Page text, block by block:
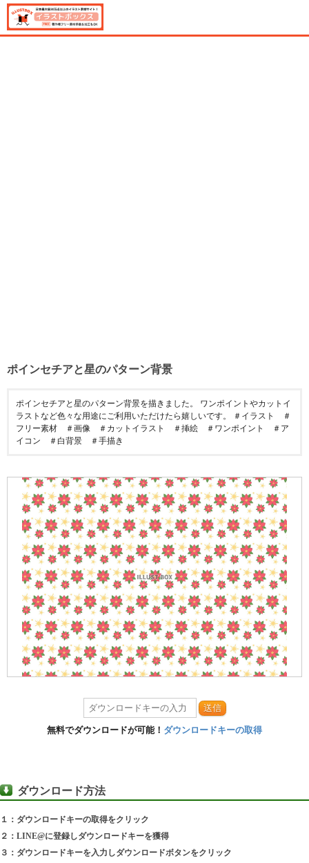
ポインセチアと星のパターン背景
ポインセチアと星のパターン背景を描きました。 ワンポイントやカットイ
ラストなど色々な用途にご利用いただけたら嬉しいです。 ＃イラスト ＃
フリー素材 ＃画像 ＃カットイラスト ＃挿絵 ＃ワンポイント ＃ア
イコン ＃白背景 ＃手描き
送信
無料でダウンロードが可能！ ダウンロードキーの取得
ダウンロード方法
１：ダウンロードキーの取得をクリック
２：LINE@に登録しダウンロードキーを獲得
３：ダウンロードキーを入力しダウンロードボタンをクリック